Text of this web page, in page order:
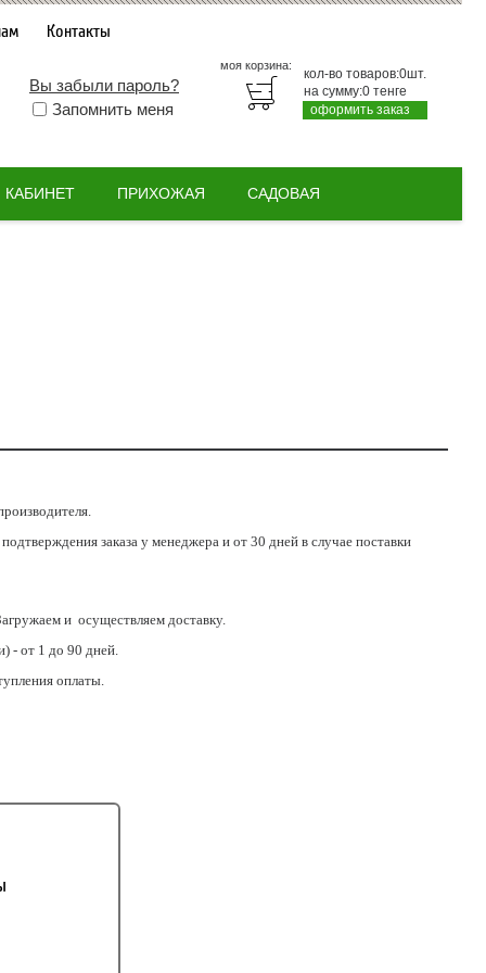
Контакты
Вы забыли пароль?
Запомнить меня
моя корзина:
кол-во товаров:0шт.
на сумму:0 тенге
оформить заказ
КАБИНЕТ ПРИХОЖАЯ САДОВАЯ
заказа у менеджера и от 30 дней в случае поставки
и осуществляем доставку.
- от 1 до 90 дней.
оплаты.